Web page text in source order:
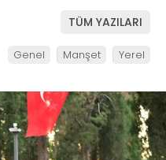
TÜM YAZILARI
Genel Manşet Yerel